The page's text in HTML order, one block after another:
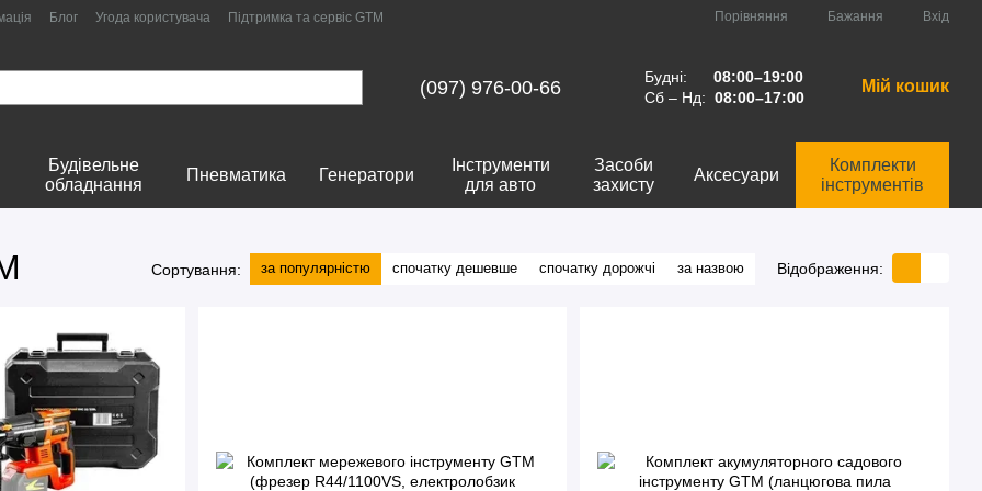
Блог Угода користувача Підтримка та сервіс GTM Порівняння Бажання Вхід
(097) 976-00-66 Будні:
08:00–19:00
Сб – Нд: 08:00–17:00
Мій кошик
Будівельне
обладнання
Пневматика Генератори
Інструменти
для авто
Засоби
захисту
Аксесуари
Комплекти
інструментів
Сортування: за популярністю спочатку дешевше спочатку дорожчі за назвою Відображення: